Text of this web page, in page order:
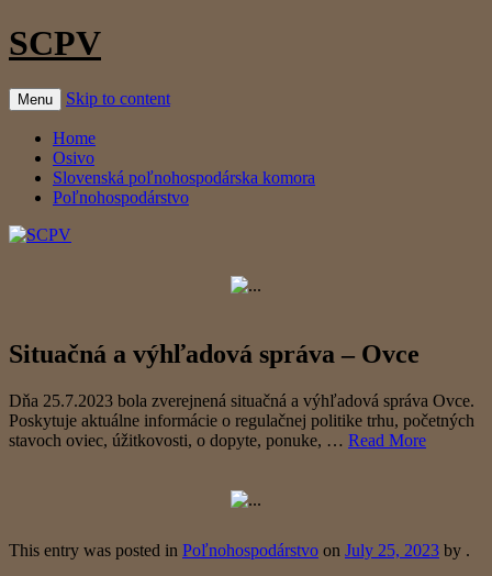
SCPV
Menu Skip to content
Home
Osivo
Slovenská poľnohospodárska komora
Poľnohospodárstvo
Situačná a výhľadová správa – Ovce
Dňa 25.7.2023 bola zverejnená situačná a výhľadová správa Ovce.
Poskytuje aktuálne informácie o regulačnej politike trhu, početných
stavoch oviec, úžitkovosti, o dopyte, ponuke, … Read More
This entry was posted in Poľnohospodárstvo on July 25, 2023 by .